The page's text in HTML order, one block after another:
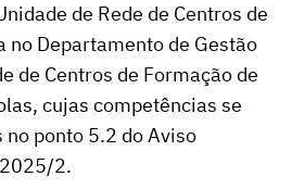
de Rede de Centros de
no Departamento de Gestão
de Centros de Formação de
cujas competências se
ponto 5.2 do Aviso
2.